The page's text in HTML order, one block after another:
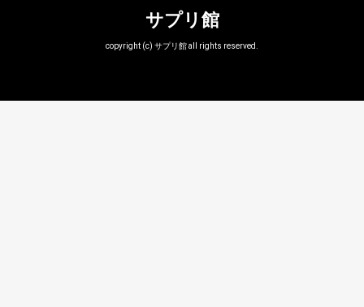
サプリ館
copyright (c) サプリ館 all rights reserved.